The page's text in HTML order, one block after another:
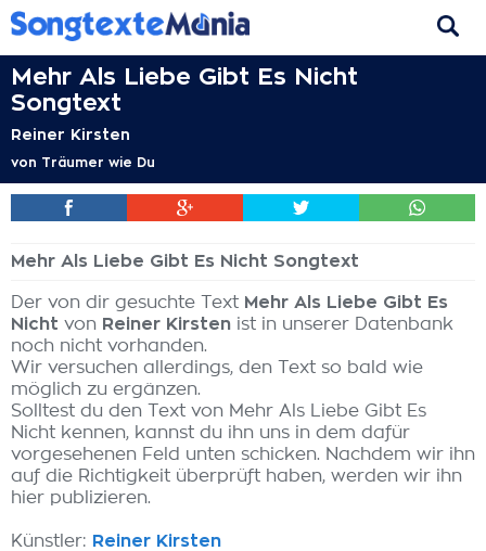
Mehr Als Liebe Gibt Es Nicht
Songtext
Reiner Kirsten
von Träumer wie Du
Mehr Als Liebe Gibt Es Nicht Songtext
Der von dir gesuchte Text Mehr Als Liebe Gibt Es
Nicht von Reiner Kirsten ist in unserer Datenbank
noch nicht vorhanden.
Wir versuchen allerdings, den Text so bald wie
möglich zu ergänzen.
Solltest du den Text von Mehr Als Liebe Gibt Es
Nicht kennen, kannst du ihn uns in dem dafür
vorgesehenen Feld unten schicken. Nachdem wir ihn
auf die Richtigkeit überprüft haben, werden wir ihn
hier publizieren.
Künstler: Reiner Kirsten